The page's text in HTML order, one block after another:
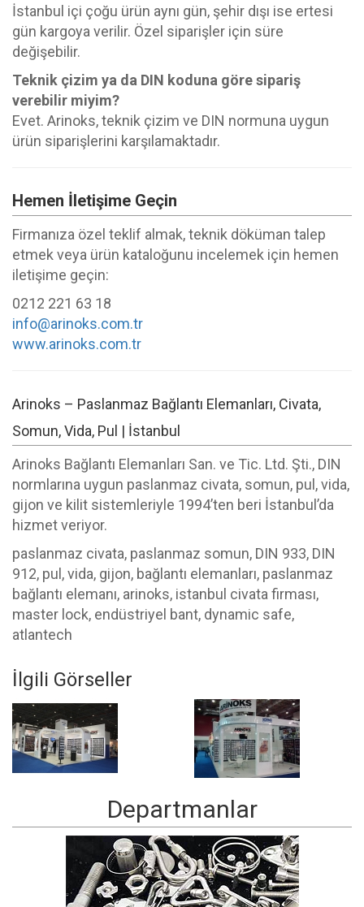
İstanbul içi çoğu ürün aynı gün, şehir dışı ise ertesi
gün kargoya verilir. Özel siparişler için süre
değişebilir.
Teknik çizim ya da DIN koduna göre sipariş
verebilir miyim?
Evet. Arinoks, teknik çizim ve DIN normuna uygun
ürün siparişlerini karşılamaktadır.
Hemen İletişime Geçin
Firmanıza özel teklif almak, teknik döküman talep
etmek veya ürün kataloğunu incelemek için hemen
iletişime geçin:
0212 221 63 18
info@arinoks.com.tr
www.arinoks.com.tr
Arinoks – Paslanmaz Bağlantı Elemanları, Civata,
Somun, Vida, Pul | İstanbul
Arinoks Bağlantı Elemanları San. ve Tic. Ltd. Şti., DIN
normlarına uygun paslanmaz civata, somun, pul, vida,
gijon ve kilit sistemleriyle 1994’ten beri İstanbul’da
hizmet veriyor.
paslanmaz civata, paslanmaz somun, DIN 933, DIN
912, pul, vida, gijon, bağlantı elemanları, paslanmaz
bağlantı elemanı, arinoks, istanbul civata firması,
master lock, endüstriyel bant, dynamic safe,
atlantech
İlgili Görseller
Departmanlar